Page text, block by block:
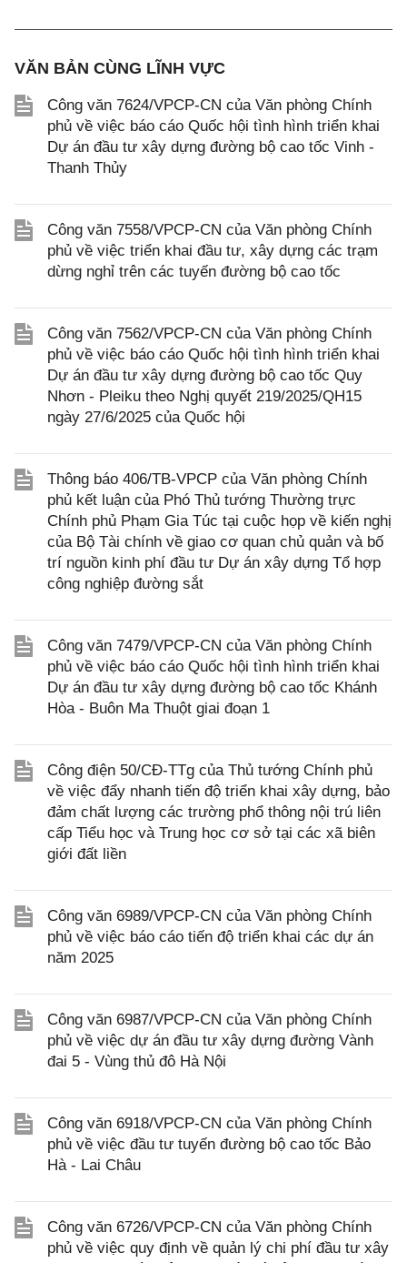
VĂN BẢN CÙNG LĨNH VỰC
Công văn 7624/VPCP-CN của Văn phòng Chính
phủ về việc báo cáo Quốc hội tình hình triển khai
Dự án đầu tư xây dựng đường bộ cao tốc Vinh -
Thanh Thủy
Công văn 7558/VPCP-CN của Văn phòng Chính
phủ về việc triển khai đầu tư, xây dựng các trạm
dừng nghỉ trên các tuyến đường bộ cao tốc
Công văn 7562/VPCP-CN của Văn phòng Chính
phủ về việc báo cáo Quốc hội tình hình triển khai
Dự án đầu tư xây dựng đường bộ cao tốc Quy
Nhơn - Pleiku theo Nghị quyết 219/2025/QH15
ngày 27/6/2025 của Quốc hội
Thông báo 406/TB-VPCP của Văn phòng Chính
phủ kết luận của Phó Thủ tướng Thường trực
Chính phủ Phạm Gia Túc tại cuộc họp về kiến nghị
của Bộ Tài chính về giao cơ quan chủ quản và bố
trí nguồn kinh phí đầu tư Dự án xây dựng Tổ hợp
công nghiệp đường sắt
Công văn 7479/VPCP-CN của Văn phòng Chính
phủ về việc báo cáo Quốc hội tình hình triển khai
Dự án đầu tư xây dựng đường bộ cao tốc Khánh
Hòa - Buôn Ma Thuột giai đoạn 1
Công điện 50/CĐ-TTg của Thủ tướng Chính phủ
về việc đẩy nhanh tiến độ triển khai xây dựng, bảo
đảm chất lượng các trường phổ thông nội trú liên
cấp Tiểu học và Trung học cơ sở tại các xã biên
giới đất liền
Công văn 6989/VPCP-CN của Văn phòng Chính
phủ về việc báo cáo tiến độ triển khai các dự án
năm 2025
Công văn 6987/VPCP-CN của Văn phòng Chính
phủ về việc dự án đầu tư xây dựng đường Vành
đai 5 - Vùng thủ đô Hà Nội
Công văn 6918/VPCP-CN của Văn phòng Chính
phủ về việc đầu tư tuyến đường bộ cao tốc Bảo
Hà - Lai Châu
Công văn 6726/VPCP-CN của Văn phòng Chính
phủ về việc quy định về quản lý chi phí đầu tư xây